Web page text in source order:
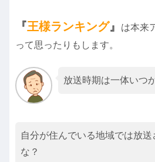
『王様ランキング』
は本来
って思ったりもします。
放送時期は一体いつ
自分が住んでいる地域では放送
な？